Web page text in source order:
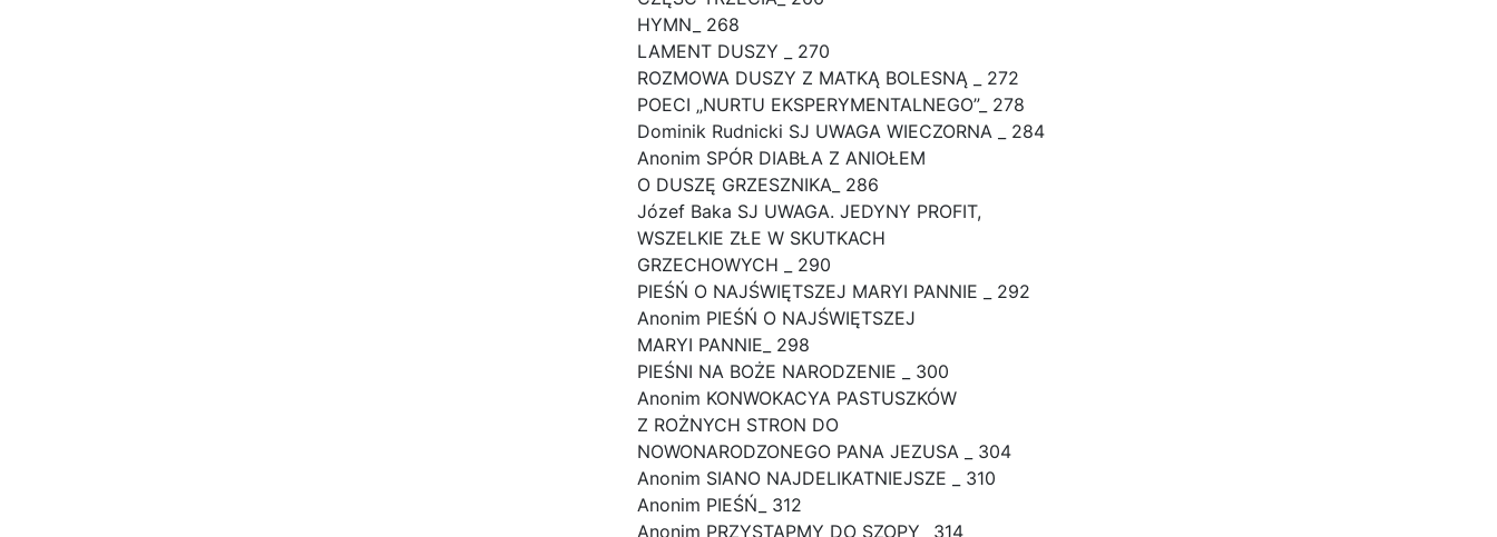
HYMN_ 268
LAMENT DUSZY _ 270
ROZMOWA DUSZY Z MATKĄ BOLESNĄ _ 272
POECI „NURTU EKSPERYMENTALNEGO”_ 278
Dominik Rudnicki SJ UWAGA WIECZORNA _ 284
Anonim SPÓR DIABŁA Z ANIOŁEM
O DUSZĘ GRZESZNIKA_ 286
Józef Baka SJ UWAGA. JEDYNY PROFIT,
WSZELKIE ZŁE W SKUTKACH
GRZECHOWYCH _ 290
PIEŚŃ O NAJŚWIĘTSZEJ MARYI PANNIE _ 292
Anonim PIEŚŃ O NAJŚWIĘTSZEJ
MARYI PANNIE_ 298
PIEŚNI NA BOŻE NARODZENIE _ 300
Anonim KONWOKACYA PASTUSZKÓW
Z ROŻNYCH STRON DO
NOWONARODZONEGO PANA JEZUSA _ 304
Anonim SIANO NAJDELIKATNIEJSZE _ 310
Anonim PIEŚŃ_ 312
Anonim PRZYSTĄPMY DO SZOPY_ 314